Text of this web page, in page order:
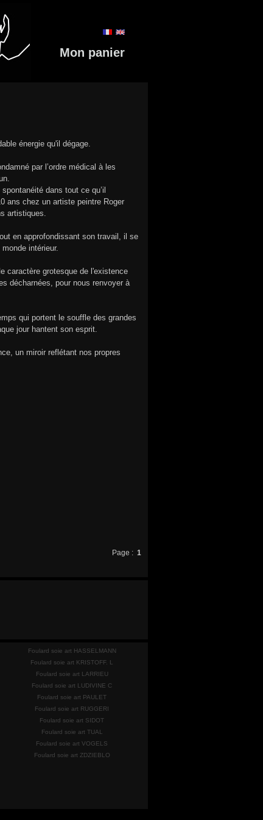
Mon panier
énergie qu'il dégage.
par l’ordre médical à les
dans tout ce qu’il
ans chez un artiste peintre Roger
artistiques.
en approfondissant son travail, il se
intérieur.
caractère grotesque de l'existence
décharnées, pour nous renvoyer à
qui portent le souffle des grandes
jour hantent son esprit.
un miroir reflétant nos propres
Page : 1
Foulard soie art HASSELMANN
Foulard soie art KRISTOFF. L
Foulard soie art LARRIEU
Foulard soie art LUDIVINE C
Foulard soie art PAULET
Foulard soie art RUGGERI
Foulard soie art SIDOT
Foulard soie art TUAL
Foulard soie art VOGELS
Foulard soie art ZDZIEBLO